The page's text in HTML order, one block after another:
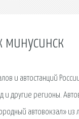
минусинск
и автостанций
и другие регионы.
автовокзал» из